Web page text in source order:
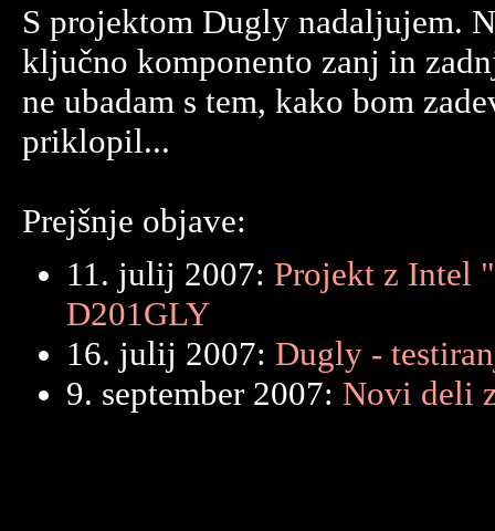
S projektom Dugly nadaljujem.
ključno komponento zanj in
ne ubadam s tem, kako bom
priklopil...
Prejšnje objave:
11. julij 2007: Projekt z Intel
D201GLY
16. julij 2007: Dugly -
9. september 2007: Novi deli